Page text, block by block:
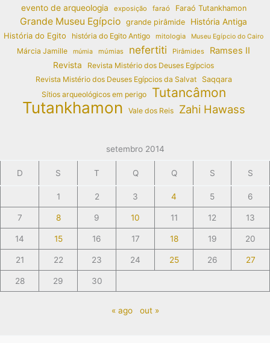
evento de arqueologia exposição faraó Faraó Tutankhamon
Grande Museu Egípcio grande pirâmide
História Antiga
História do Egito
história do Egito Antigo mitologia Museu Egípcio do Cairo
Márcia Jamille múmia múmias nefertiti Pirâmides Ramses II
Revista
Revista Mistério dos Deuses Egípcios
Revista Mistério dos Deuses Egípcios da Salvat
Saqqara
Sítios arqueológicos em perigo
Tutancâmon
Tutankhamon Vale dos Reis Zahi Hawass
setembro 2014
D S T Q Q S S
1 2 3 4 5 6
7 8 9 10 11 12 13
14 15 16 17 18 19 20
21 22 23 24 25 26 27
28 29 30
« ago out »